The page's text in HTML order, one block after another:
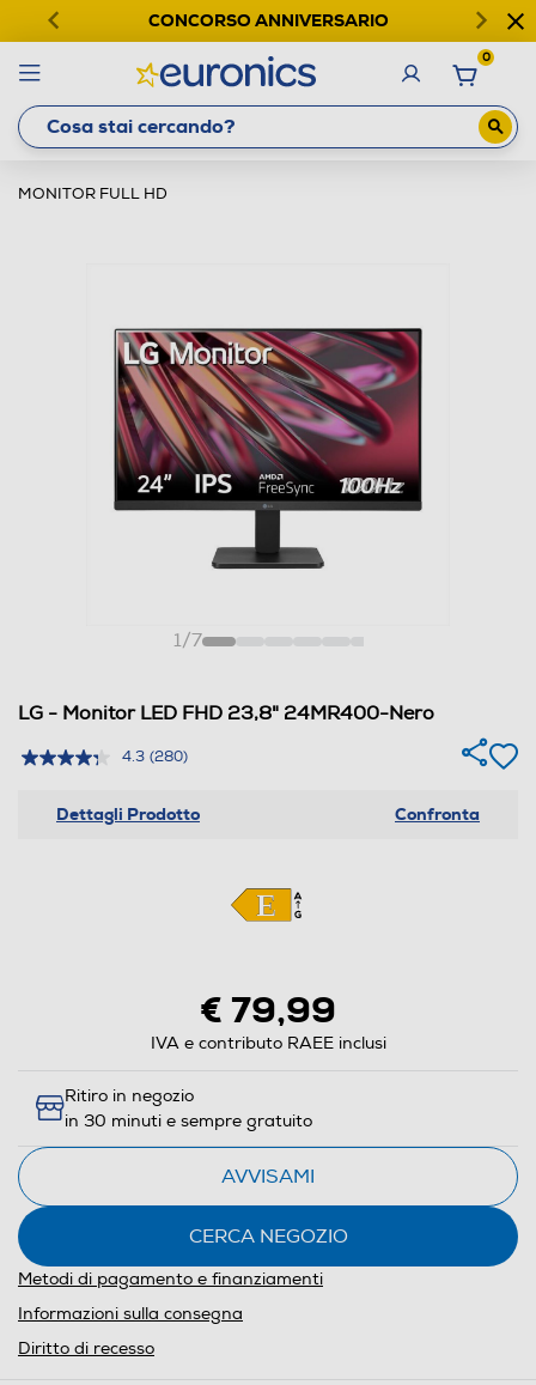
CONCORSO ANNIVERSARIO
0
MONITOR FULL HD
1/7
LG - Monitor LED FHD 23,8" 24MR400-Nero
4.3 (280)
Dettagli Prodotto Confronta
€ 79,99
IVA e contributo RAEE inclusi
Ritiro in negozio
in 30 minuti e sempre gratuito
AVVISAMI
CERCA NEGOZIO
Metodi di pagamento e finanziamenti
Informazioni sulla consegna
Diritto di recesso